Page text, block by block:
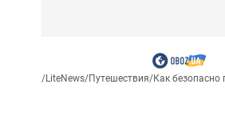
/LiteNews/Путешествия/Как безопасно